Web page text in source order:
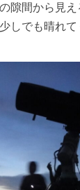
隙間から見
しでも晴れ